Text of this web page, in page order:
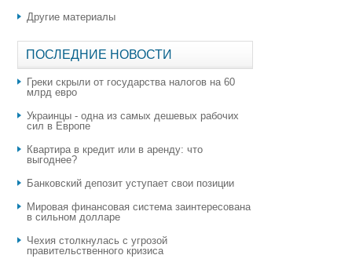
Другие материалы
ПОСЛЕДНИЕ НОВОСТИ
Греки скрыли от государства налогов на 60
млрд евро
Украинцы - одна из самых дешевых рабочих
сил в Европе
Квартира в кредит или в аренду: что
выгоднее?
​Банковский депозит уступает свои позиции
Мировая финансовая система заинтересована
в сильном долларе
Чехия столкнулась с угрозой
правительственного кризиса